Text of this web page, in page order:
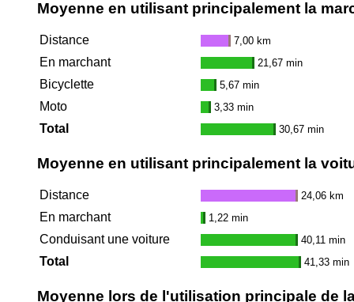
Moyenne en utilisant principalement la
Distance 7,00 km
En marchant 21,67 min
Bicyclette 5,67 min
Moto 3,33 min
Total 30,67 min
Moyenne en utilisant principalement la
Distance 24,06 km
En marchant 1,22 min
Conduisant une voiture 40,11 min
Total 41,33 min
Moyenne lors de l'utilisation principale de